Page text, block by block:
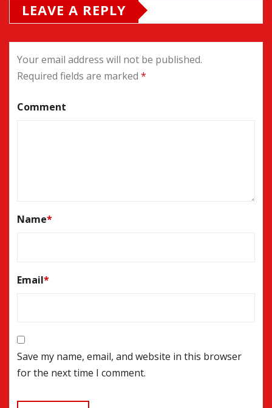
LEAVE A REPLY
Your email address will not be published.
Required fields are marked *
Comment
Name*
Email*
Save my name, email, and website in this browser
for the next time I comment.